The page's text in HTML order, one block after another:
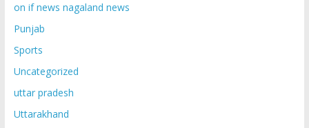
on if news nagaland news
Punjab
Sports
Uncategorized
uttar pradesh
Uttarakhand